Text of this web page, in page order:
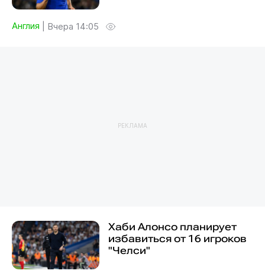
Англия Вчера 14:05
РЕКЛАМА
Хаби Алонсо планирует
избавиться от 16 игроков
"Челси"